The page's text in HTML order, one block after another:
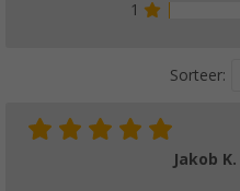
1
Sorteer:
Jakob K.